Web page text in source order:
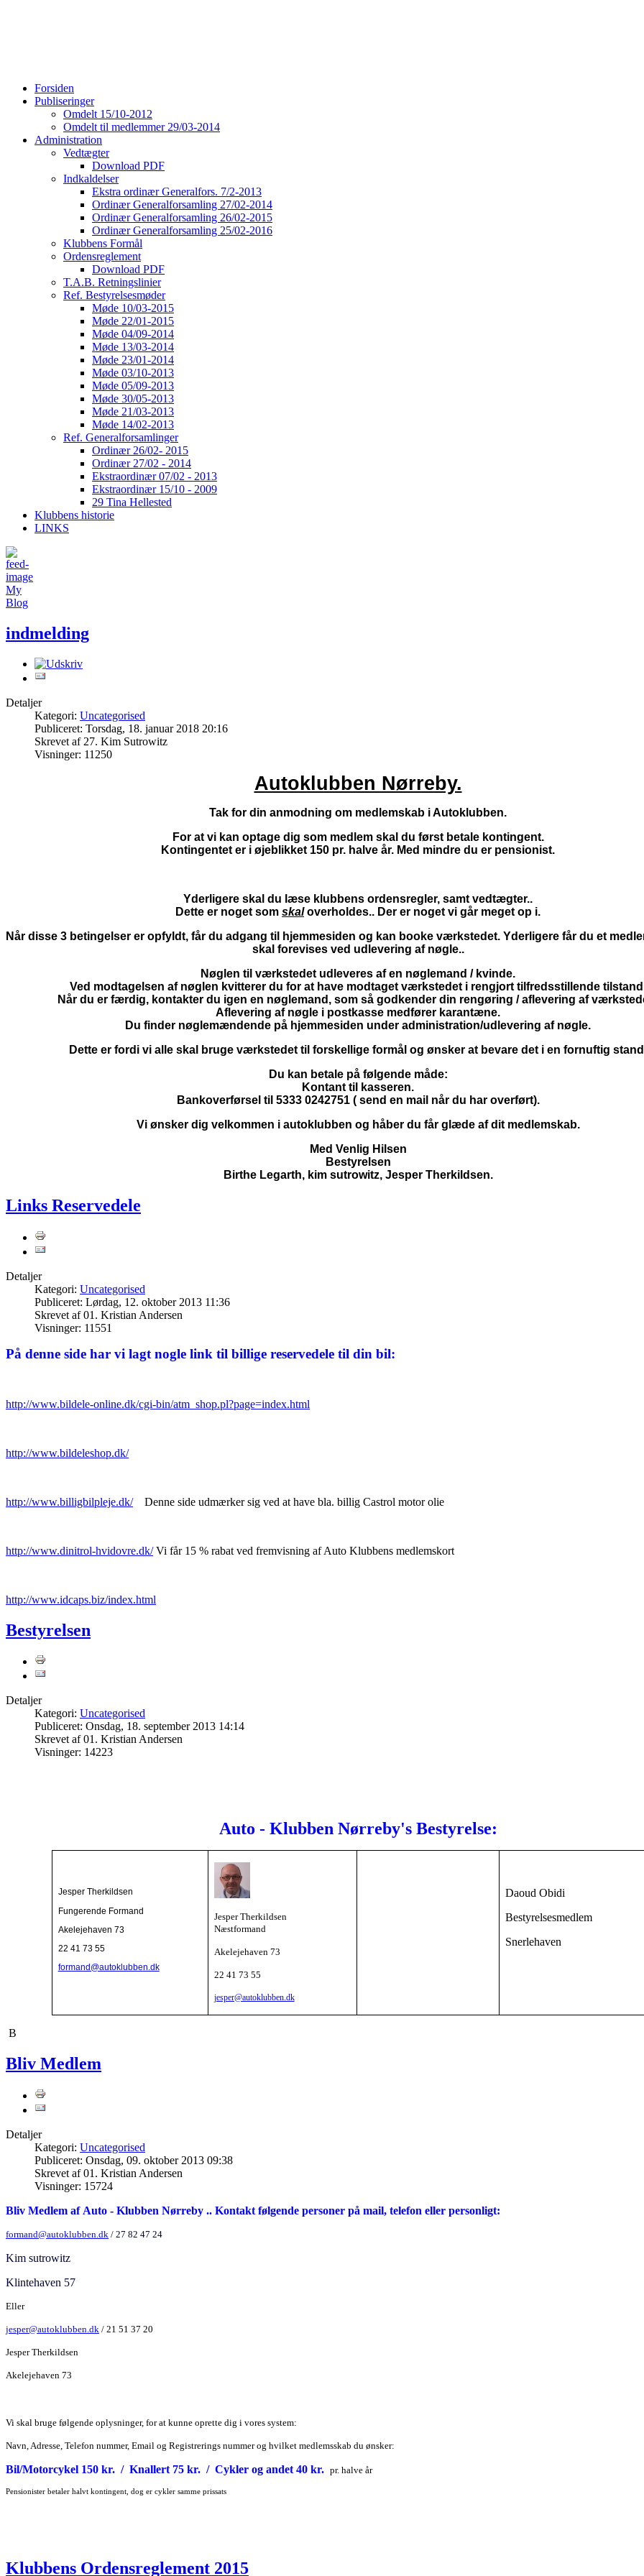
Forsiden
Publiseringer
Omdelt 15/10-2012
Omdelt til medlemmer 29/03-2014
Administration
Vedtægter
Download PDF
Indkaldelser
Ekstra ordinær Generalfors. 7/2-2013
Ordinær Generalforsamling 27/02-2014
Ordinær Generalforsamling 26/02-2015
Ordinær Generalforsamling 25/02-2016
Klubbens Formål
Ordensreglement
Download PDF
T.A.B. Retningslinier
Ref. Bestyrelsesmøder
Møde 10/03-2015
Møde 22/01-2015
Møde 04/09-2014
Møde 13/03-2014
Møde 23/01-2014
Møde 03/10-2013
Møde 05/09-2013
Møde 30/05-2013
Møde 21/03-2013
Møde 14/02-2013
Ref. Generalforsamlinger
Ordinær 26/02- 2015
Ordinær 27/02 - 2014
Ekstraordinær 07/02 - 2013
Ekstraordinær 15/10 - 2009
29 Tina Hellested
Klubbens historie
LINKS
My
Blog
indmelding
Detaljer
Kategori: Uncategorised
Publiceret: Torsdag, 18. januar 2018 20:16
Skrevet af 27. Kim Sutrowitz
Visninger: 11250
Autoklubben Nørreby.
Tak for din anmodning om medlemskab i Autoklubben.
For at vi kan optage dig som medlem skal du først betale kontingent.
Kontingentet er i øjeblikket 150 pr. halve år. Med mindre du er pensionist.
Yderligere skal du læse klubbens ordensregler, samt vedtægter..
Dette er noget som skal overholdes.. Der er noget vi går meget op i.
Når disse 3 betingelser er opfyldt, får du adgang til hjemmesiden og kan booke værkstedet. Yderligere får du et
skal forevises ved udlevering af nøgle..
Nøglen til værkstedet udleveres af en nøglemand / kvinde.
Ved modtagelsen af nøglen kvitterer du for at have modtaget værkstedet i rengjort tilfredsstillende
Når du er færdig, kontakter du igen en nøglemand, som så godkender din rengøring / aflevering af
Aflevering af nøgle i postkasse medfører karantæne.
Du finder nøglemændende på hjemmesiden under administration/udlevering af nøgle.
Dette er fordi vi alle skal bruge værkstedet til forskellige formål og ønsker at bevare det i en fornuftig
Du kan betale på følgende måde:
Kontant til kasseren.
Bankoverførsel til 5333 0242751 ( send en mail når du har overført).
Vi ønsker dig velkommen i autoklubben og håber du får glæde af dit medlemskab.
Med Venlig Hilsen
Bestyrelsen
Birthe Legarth, kim sutrowitz, Jesper Therkildsen.
Links Reservedele
Detaljer
Kategori: Uncategorised
Publiceret: Lørdag, 12. oktober 2013 11:36
Skrevet af 01. Kristian Andersen
Visninger: 11551
På denne side har vi lagt nogle link til billige reservedele til din bil:
http://www.bildele-online.dk/cgi-bin/atm_shop.pl?page=index.html
http://www.bildeleshop.dk/
http://www.billigbilpleje.dk/Denne side udmærker sig ved at have bla. billig Castrol motor olie
http://www.dinitrol-hvidovre.dk/Vi får 15 % rabat ved fremvisning af Auto Klubbens medlemskort
http://www.idcaps.biz/index.html
Bestyrelsen
Detaljer
Kategori: Uncategorised
Publiceret: Onsdag, 18. september 2013 14:14
Skrevet af 01. Kristian Andersen
Visninger: 14223
Auto - Klubben Nørreby's Bestyrelse:
Jesper Therkildsen
Fungerende Formand
Akelejehaven 73
22 41 73 55
formand@autoklubben.dk
Jesper Therkildsen
Næstformand
Akelejehaven 73
22 41 73 55
jesper@autoklubben.dk
Daoud Obidi
Bestyrelsesmedlem
Snerlehaven
B
Bliv Medlem
Detaljer
Kategori: Uncategorised
Publiceret: Onsdag, 09. oktober 2013 09:38
Skrevet af 01. Kristian Andersen
Visninger: 15724
Bliv Medlem af Auto - Klubben Nørreby .. Kontakt følgende personer på mail, telefon eller personligt:
formand@autoklubben.dk / 27 82 47 24
Kim sutrowitz
Klintehaven 57
Eller
jesper@autoklubben.dk / 21 51 37 20
Jesper Therkildsen
Akelejehaven 73
Vi skal bruge følgende oplysninger, for at kunne oprette dig i vores system:
Navn,Adresse, Telefon nummer, Email og Registrerings nummer og hvilket medlemsskab du ønsker:
Bil/Motorcykel 150 kr. / Knallert 75 kr. / Cykler og andet 40 kr. pr. halve år
Pensionister betaler halvt kontingent, dog er cykler samme prissats
Klubbens Ordensreglement 2015